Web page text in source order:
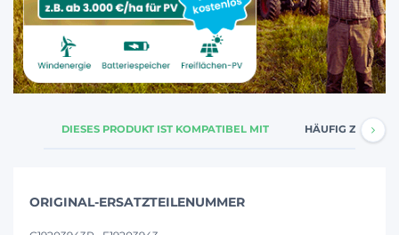
DIESES PRODUKT IST KOMPATIBEL MIT HÄUFIG
ORIGINAL-ERSATZTEILENUMMER